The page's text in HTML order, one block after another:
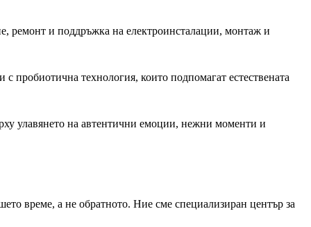
ремонт и поддръжка на електроинсталации, монтаж и
пробиотична технология, които подпомагат естествената
улавянето на автентични емоции, нежни моменти и
време, а не обратното. Ние сме специализиран център за